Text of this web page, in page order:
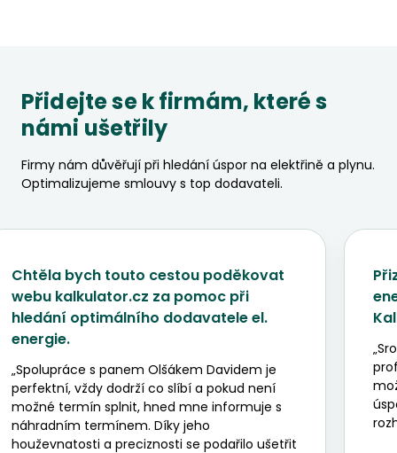
Přidejte se k firmám, které s
námi ušetřily
Firmy nám důvěřují při hledání úspor na elektřině a plynu.
Optimalizujeme smlouvy s top dodavateli.
Chtěla bych touto cestou poděkovat
webu kalkulator.cz za pomoc při
hledání optimálního dodavatele el.
energie.
„Spolupráce s panem Olšákem Davidem je
perfektní, vždy dodrží co slíbí a pokud není
možné termín splnit, hned mne informuje s
náhradním termínem. Díky jeho
houževnatosti a preciznosti se podařilo ušetřit